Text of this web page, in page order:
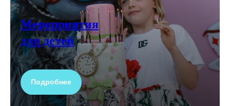
Мероприятия
для детей
Подробнее